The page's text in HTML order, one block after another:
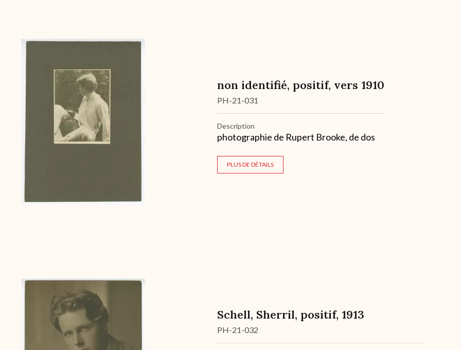
Archive
non identifié, positif, vers 1910
PH-21-031
Description
photographie de Rupert Brooke, de dos
PLUS DE DÉTAILS
Archive
Schell, Sherril, positif, 1913
PH-21-032